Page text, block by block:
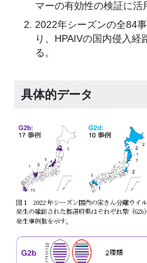
マーの有効性の検証に活
2022年シーズンの全84
り、HPAIVの国内侵入経
る。
具体的データ